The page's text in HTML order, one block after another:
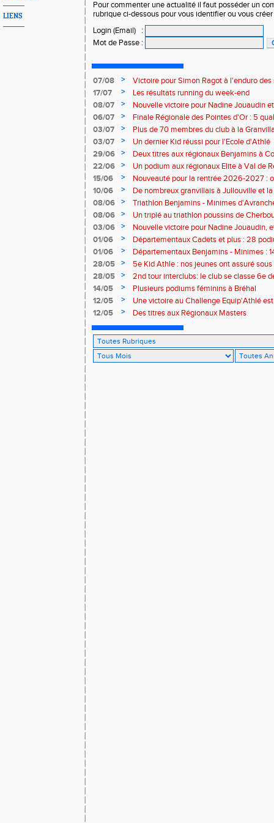
LIENS
Pour commenter une actualité il faut posséder un
rubrique ci-dessous pour vous identifier ou vous
Login (Email)
:
Mot de Passe :
07/08 >
Victoire pour Simon Ragot à l'enduro des
17/07
>
Les résultats running du week-end
08/07
>
Nouvelle victoire pour Nadine Jouaudin
06/07
>
Finale Régionale des Pointes d'Or : 5
03/07
>
Plus de 70 membres du club à la
03/07
>
Un dernier Kid réussi pour l'Ecole d'Athlé
29/06
>
Deux titres aux régionaux Benjamins à
22/06
>
Un podium aux régionaux Elite à Val de
15/06
>
Nouveauté pour la rentrée 2026-2027 :
Baby Athlé
10/06 >
De nombreux granvillais à Jullouville et
Jouaudin et Marius Delchard
08/06 >
Triathlon Benjamins - Minimes
victoire
08/06 >
Un triplé au triathlon poussins de
03/06
>
Nouvelle victoire pour Nadine Jouaudin,
granvillais à Saint-Loup
01/06 >
Départementaux Cadets et plus : 28
01/06
>
Départementaux Benjamins - Minimes :
28/05
>
5e Kid Athle : nos jeunes ont assuré
28/05
>
2nd tour interclubs: le club se classe 6e
14/05
>
Plusieurs podiums féminins à Bréhal
12/05
>
Une victoire au Challenge Equip'Athlé
12/05
> Des titres aux Régionaux Masters